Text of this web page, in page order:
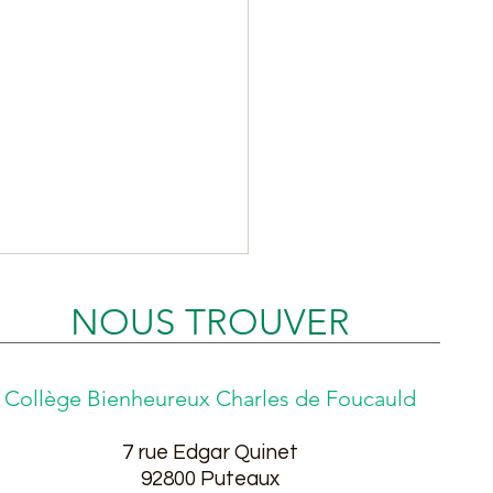
des Lycées du
NOUS TROUVER
Collège Bienheureux Charles de Foucauld
7 rue Edgar Quinet
92800 Puteaux